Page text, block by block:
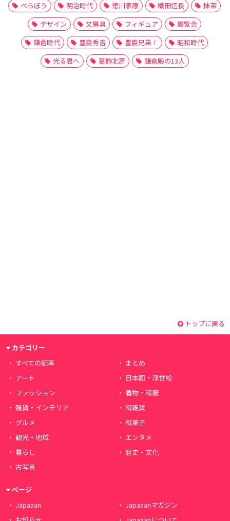
べらぼう
明治時代 徳川家康 織田信長
抹茶
デザイン
文房具 フィギュア
展覧会
鎌倉時代
豊臣秀吉 豊臣兄弟！
昭和時代
光る君へ
葛飾北斎 鎌倉殿の13人
トップに戻る
カテゴリー
すべての記事
まとめ
アート
日本画・浮世絵
ファッション
着物・和服
雑貨・インテリア
和雑貨
グルメ
和菓子
観光・地域
エンタメ
暮らし
歴史・文化
古写真
ページ
Japaaan
Japaaanマガジン